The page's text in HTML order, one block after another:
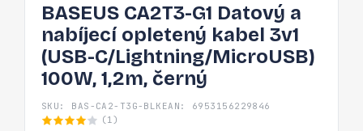
BASEUS CA2T3-G1 Datový a
nabíjecí opletený kabel 3v1
(USB-C/Lightning/MicroUSB)
100W, 1,2m, černý
SKU: BAS-CA2-T3G-BLK EAN: 6953156229846
(1)